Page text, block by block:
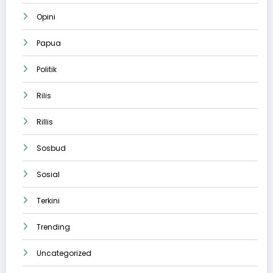
Opini
Papua
Politik
Rilis
Rillis
Sosbud
Sosial
Terkini
Trending
Uncategorized